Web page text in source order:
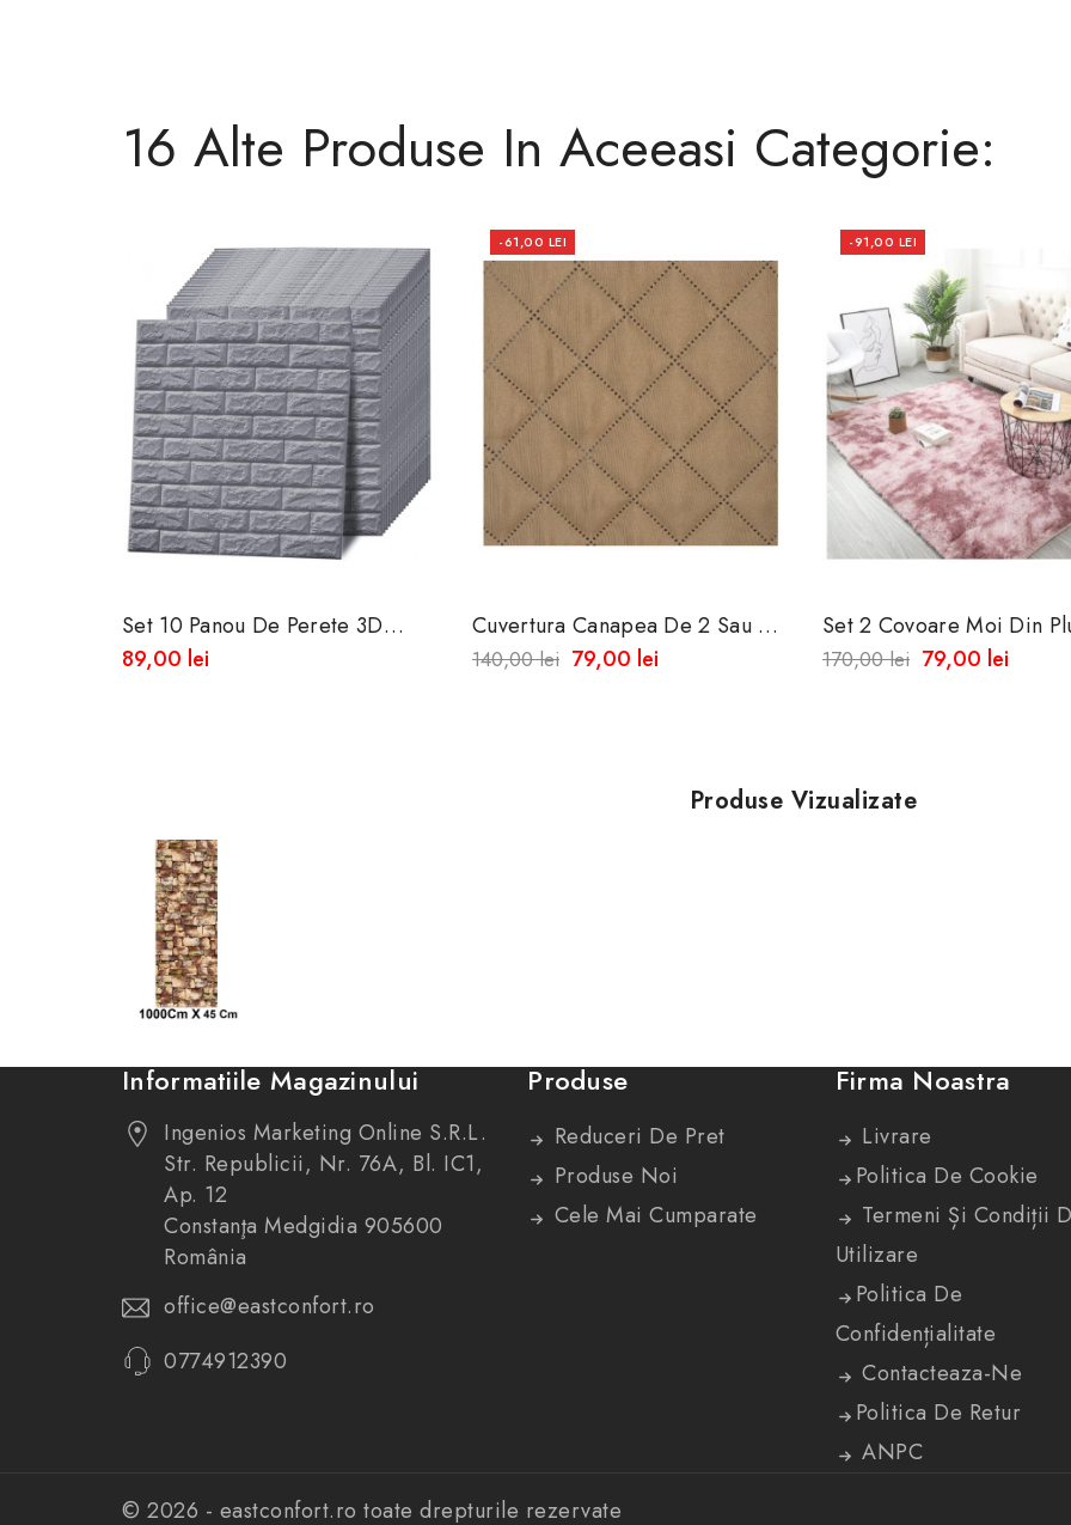
16 Alte Produse In Aceeasi Categorie:
Set 10 Panou De Perete 3D
Autoadeziv Din Spuma Moale
89,00 lei
-61,00 LEI
Cuvertura Canapea De 2 Sau De
3 Locuri Cu Fata Dubla,maro
Crem, 180 X 220 Cm
140,00 lei 79,00 lei
-91,00 LEI
Set 2 Covoare Moi Din
Inaltime Perii 40 Mm
170,00 lei 79,00 lei
Produse Vizualizate
Informatiile Magazinului
Ingenios Marketing Online S.R.L.
Str. Republicii, Nr. 76A, Bl. IC1,
Ap. 12
Constanţa Medgidia 905600
România
office@eastconfort.ro
0774912390
Produse
Reduceri De Pret
Produse Noi
Cele Mai Cumparate
Firma Noastra
Livrare
Politica De Cookie
Termeni Și Condiții
Utilizare
Politica De
Confidențialitate
Contacteaza-Ne
Politica De Retur
ANPC
© 2026 - eastconfort.ro toate drepturile rezervate